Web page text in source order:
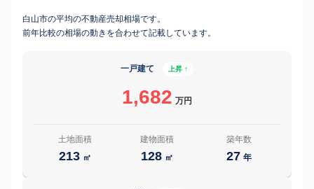
白山市の平均の不動産売却相場です。
前年比較の相場の動きを合わせて記載しています。
一戸建て 上昇 ↑
1,682 万円
土地面積
213 ㎡
建物面積
128 ㎡
築年数
27 年